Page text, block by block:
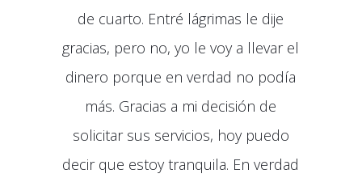
de cuarto. Entré lágrimas le dije
gracias, pero no, yo le voy a llevar el
dinero porque en verdad no podía
más. Gracias a mi decisión de
solicitar sus servicios, hoy puedo
decir que estoy tranquila. En verdad